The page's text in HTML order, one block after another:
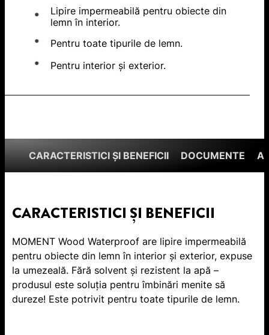
Lipire impermeabilă pentru obiecte din
lemn în interior.
Pentru toate tipurile de lemn.
Pentru interior şi exterior.
CARACTERISTICI ȘI BENEFICII DOCUMENTE
CARACTERISTICI ȘI BENEFICII
MOMENT Wood Waterproof are lipire impermeabilă
pentru obiecte din lemn în interior şi exterior, expuse
la umezeală. Fără solvent şi rezistent la apă –
produsul este soluţia pentru îmbinări menite să
dureze! Este potrivit pentru toate tipurile de lemn.